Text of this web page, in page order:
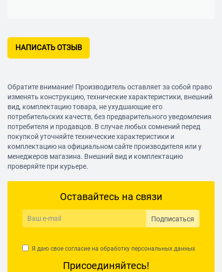
НАПИСАТЬ ОТЗЫВ
Обратите внимание! Производитель оставляет за собой право
изменять конструкцию, технические характеристики, внешний
вид, комплектацию товара, не ухудшающие его
потребительских качеств, без предварительного уведомления
потребителя и продавцов. В случае любых сомнений перед
покупкой уточняйте технические характеристики и
комплектацию на официальном сайте производителя или у
менеджеров магазина. Внешний вид и комплектацию
проверяйте при курьере.
Оставайтесь на связи
Подписаться
Я даю свое согласие на обработку персональных данных
Присоединяйтесь!